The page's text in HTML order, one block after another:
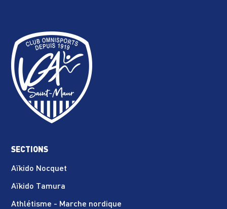
SECTIONS
Aïkido Nocquet
Aïkido Tamura
Athlétisme - Marche nordique